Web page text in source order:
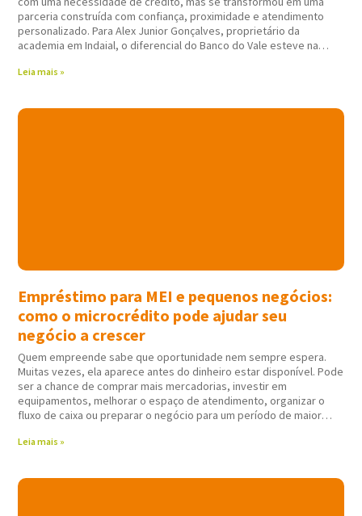
parceria construída com confiança, proximidade e atendimento
personalizado. Para Alex Junior Gonçalves, proprietário da
academia em Indaial, o diferencial do Banco do Vale esteve na
Leia mais »
Empréstimo para MEI e pequenos negócios:
como o microcrédito pode ajudar seu
negócio a crescer
Quem empreende sabe que oportunidade nem sempre espera.
Muitas vezes, ela aparece antes do dinheiro estar disponível. Pode
ser a chance de comprar mais mercadorias, investir em
equipamentos, melhorar o espaço de atendimento, organizar o
fluxo de caixa ou preparar o negócio para um período de maior
Leia mais »